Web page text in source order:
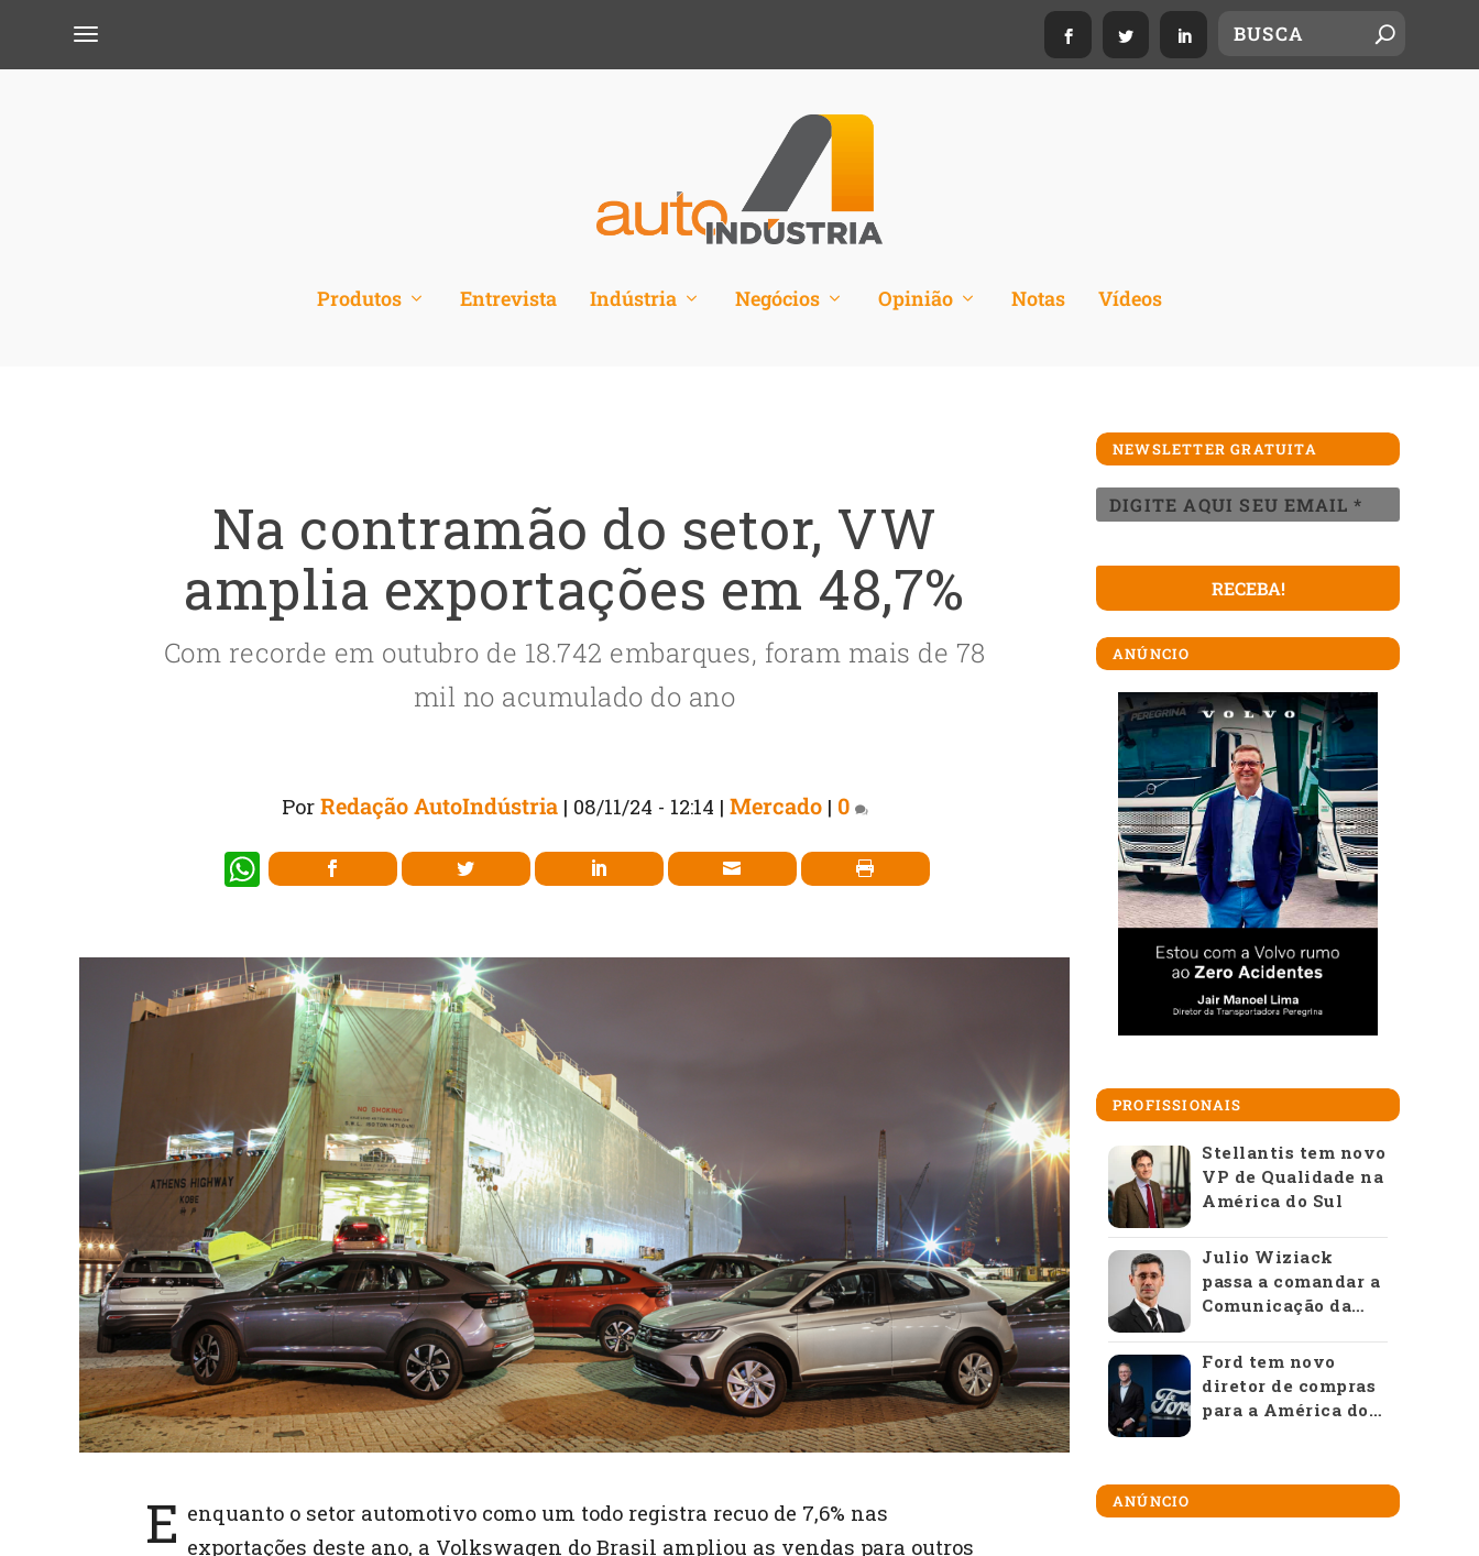
Produtos Entrevista Indústria Negócios Opinião Notas Vídeos
Na contramão do setor, VW
amplia exportações em 48,7%
Com recorde em outubro de 18.742 embarques, foram mais de 78
mil no acumulado do ano
Por Redação AutoIndústria| 08/11/24 - 12:14 | Mercado| 0
W
s
A
E enquanto o setor automotivo como um todo registra recuo de 7,6% nas
exportações deste ano, a Volkswagen do Brasil ampliou as vendas para outros
NEWSLETTER GRATUITA
ANÚNCIO
PROFISSIONAIS
Stellantis tem novo
VP de Qualidade na
América do Sul
Julio Wiziack
passa a comandar a
Comunicação da
Ford tem novo
diretor de compras
para a América do
ANÚNCIO